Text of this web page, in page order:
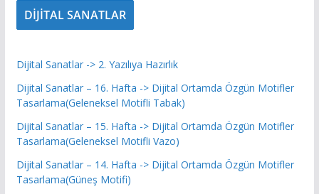
DİJİTAL SANATLAR
Dijital Sanatlar -> 2. Yazılıya Hazırlık
Dijital Sanatlar – 16. Hafta -> Dijital Ortamda Özgün Motifler
Tasarlama(Geleneksel Motifli Tabak)
Dijital Sanatlar – 15. Hafta -> Dijital Ortamda Özgün Motifler
Tasarlama(Geleneksel Motifli Vazo)
Dijital Sanatlar – 14. Hafta -> Dijital Ortamda Özgün Motifler
Tasarlama(Güneş Motifi)